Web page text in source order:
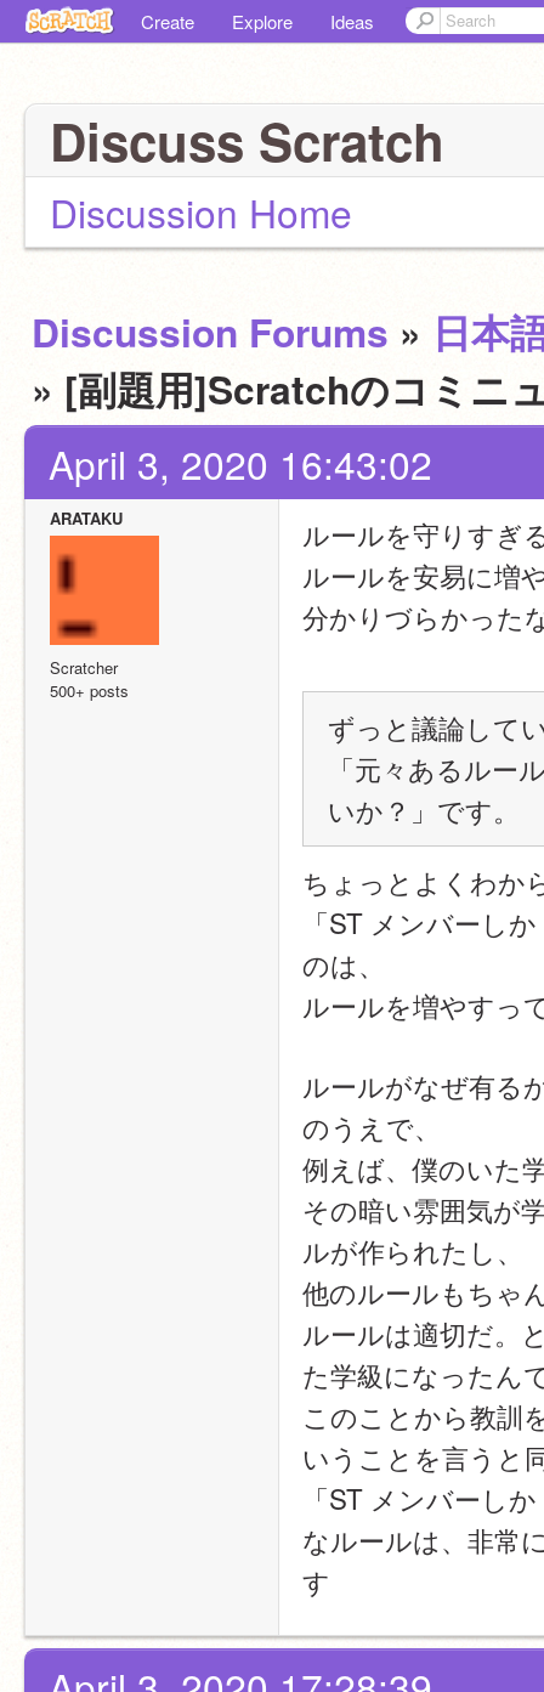
Create Explore Ideas
Discuss Scratch
Discussion Home
Discussion Forums » 日本
» [副題用]Scratchのコミニ
April 3, 2020 16:43:02
ARATAKU
Scratcher
500+ posts
ルールを守りすぎ
ルールを安易に増
分かりづらかった
ずっと議論して
「元々あるル
いか？」です。
ちょっとよくわか
「ST メンバーし
のは、
ルールを増やすっ
ルールがなぜ有る
のうえで、
例えば、僕のいた
その暗い雰囲気が
ルが作られたし、
他のルールもちゃ
ルールは適切だ。
た学級になったん
このことから教訓
いうことを言うと
「ST メンバーし
なルールは、非常
す